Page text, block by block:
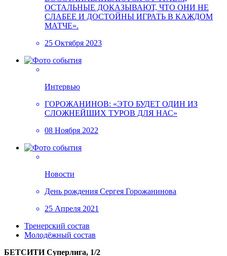
ОСТАЛЬНЫЕ ДОКАЗЫВАЮТ, ЧТО ОНИ НЕ
СЛАБЕЕ И ДОСТОЙНЫ ИГРАТЬ В КАЖДОМ
МАТЧЕ».
25 Октября 2023
Интервью
ГОРОЖАНИНОВ: «ЭТО БУДЕТ ОДИН ИЗ
СЛОЖНЕЙШИХ ТУРОВ ДЛЯ НАС»
08 Ноября 2022
Новости
День рождения Сергея Горожанинова
25 Апреля 2021
Тренерский состав
Молодёжный состав
БЕТСИТИ Суперлига, 1/2